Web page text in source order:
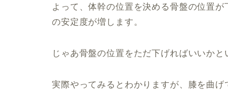
よって、体幹の位置を決める骨盤の位置
の安定度が増します。
じゃあ骨盤の位置をただ下げればいいか
実際やってみるとわかりますが、膝を曲